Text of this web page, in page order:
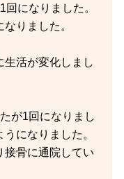
になりました。
りました。
生活が変化しまし
が1回になりまし
になりました。
接骨に通院してい